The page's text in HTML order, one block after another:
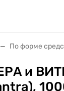
По форме
и